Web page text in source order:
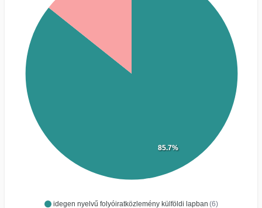
idegen nyelvű folyóiratközlemény külföldi lapban (6)
85.7%